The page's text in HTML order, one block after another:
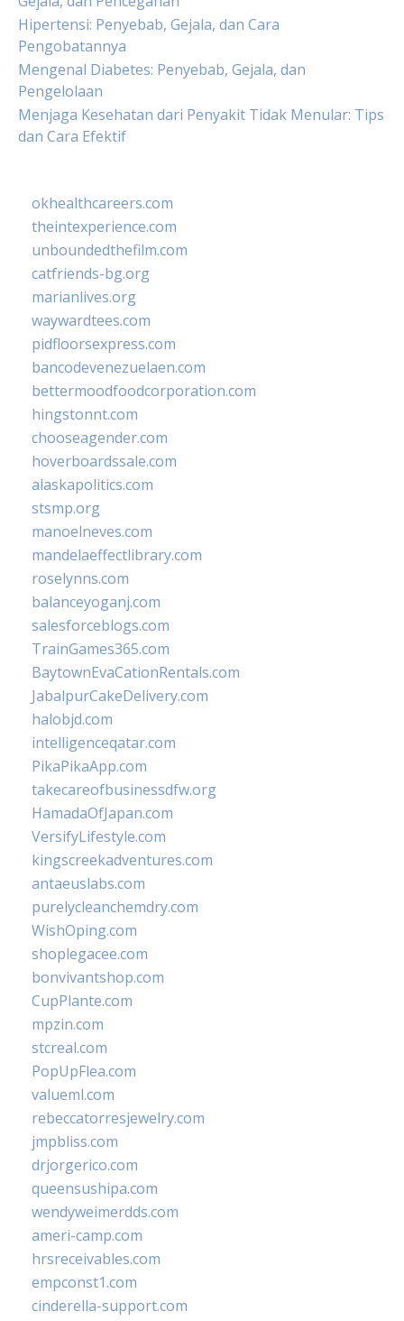
Hipertensi: Penyebab, Gejala, dan Cara
Pengobatannya
Mengenal Diabetes: Penyebab, Gejala, dan
Pengelolaan
Menjaga Kesehatan dari Penyakit Tidak Menular: Tips
dan Cara Efektif
okhealthcareers.com
theintexperience.com
unboundedthefilm.com
catfriends-bg.org
marianlives.org
waywardtees.com
pidfloorsexpress.com
bancodevenezuelaen.com
bettermoodfoodcorporation.com
hingstonnt.com
chooseagender.com
hoverboardssale.com
alaskapolitics.com
stsmp.org
manoelneves.com
mandelaeffectlibrary.com
roselynns.com
balanceyoganj.com
salesforceblogs.com
TrainGames365.com
BaytownEvaCationRentals.com
JabalpurCakeDelivery.com
halobjd.com
intelligenceqatar.com
PikaPikaApp.com
takecareofbusinessdfw.org
HamadaOfJapan.com
VersifyLifestyle.com
kingscreekadventures.com
antaeuslabs.com
purelycleanchemdry.com
WishOping.com
shoplegacee.com
bonvivantshop.com
CupPlante.com
mpzin.com
stcreal.com
PopUpFlea.com
valueml.com
rebeccatorresjewelry.com
jmpbliss.com
drjorgerico.com
queensushipa.com
wendyweimerdds.com
ameri-camp.com
hrsreceivables.com
empconst1.com
cinderella-support.com